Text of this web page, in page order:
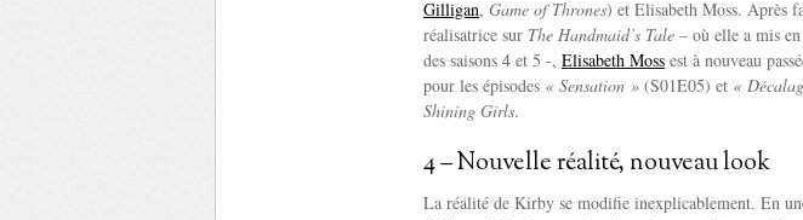
Gilligan, Game of Thrones) et Elisabeth Moss. Après
réalisatrice sur The Handmaid’s Tale – où elle a mis
des saisons 4 et 5 -, Elisabeth Moss est à nouveau
pour les épisodes « Sensation » (S01E05) et «
Shining Girls.
4 – Nouvelle réalité, nouveau look
La réalité de Kirby se modifie inexplicablement. En